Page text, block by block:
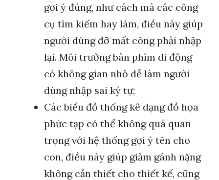
gợi ý đúng, như cách mà các công
cụ tìm kiếm hay làm, điều này giúp
người dùng đỡ mất công phải nhập
lại. Môi trường bàn phím di động
có không gian nhỏ dễ làm người
dùng nhập sai ký tự;
Các biểu đồ thống kê dạng đồ họa
phức tạp có thể không quá quan
trọng với hệ thống gợi ý tên cho
con, điều này giúp giảm gánh nặng
không cần thiết cho thiết kế, cũng